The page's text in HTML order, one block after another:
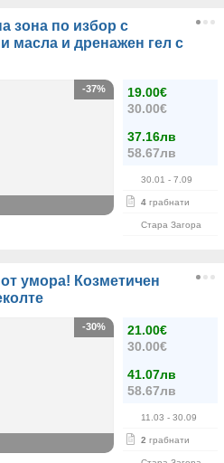
зона по избор с
масла и дренажен гел с
19.00€
30.00€
37.16лв
58.67лв
30.01 - 7.09
4 грабнати
Стара Загора
-37%
умора! Козметичен
21.00€
30.00€
41.07лв
58.67лв
11.03 - 30.09
2 грабнати
-30%